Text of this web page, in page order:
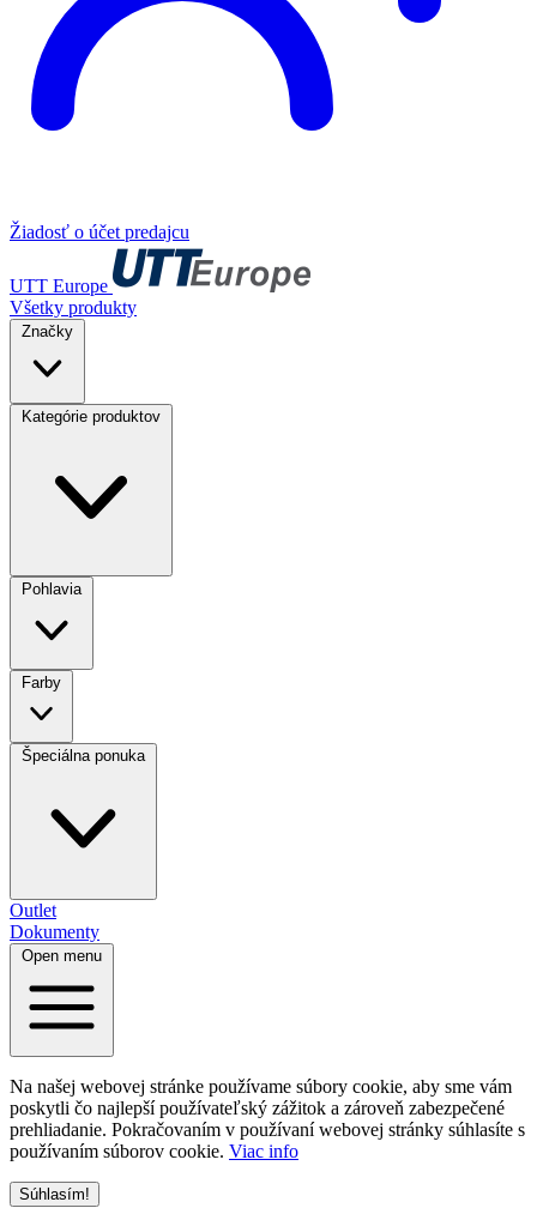
Žiadosť o účet predajcu
UTT Europe
Všetky produkty
Značky
Kategórie produktov
Pohlavia
Farby
Špeciálna ponuka
Outlet
Dokumenty
Open menu
Na našej webovej stránke používame súbory cookie, aby sme vám
poskytli čo najlepší používateľský zážitok a zároveň zabezpečené
prehliadanie. Pokračovaním v používaní webovej stránky súhlasíte s
používaním súborov cookie. Viac info
Súhlasím!